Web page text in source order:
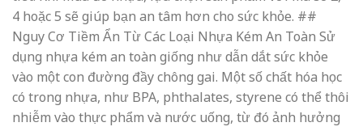
4 hoặc 5 sẽ giúp bạn an tâm hơn cho sức khỏe. ##
Nguy Cơ Tiềm Ẩn Từ Các Loại Nhựa Kém An Toàn Sử
dụng nhựa kém an toàn giống như dẫn dắt sức khỏe
vào một con đường đầy chông gai. Một số chất hóa học
có trong nhựa, như BPA, phthalates, styrene có thể thôi
nhiễm vào thực phẩm và nước uống, từ đó ảnh hưởng